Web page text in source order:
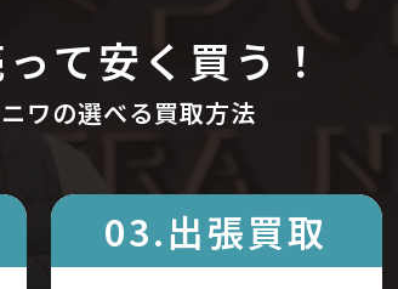
て安く買う！
ワの選べる買取方法
03.出張買取